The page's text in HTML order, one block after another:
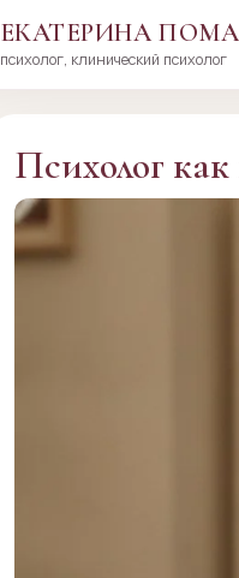
ЕКАТЕРИНА
психолог, клинический психолог
Психолог